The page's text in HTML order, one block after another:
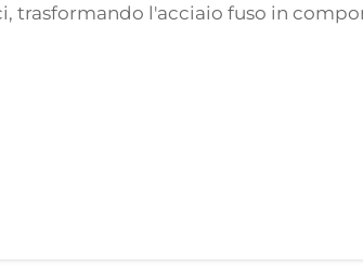
trasformando l'acciaio fuso in
portante delle infrastrutture
i dettagli...